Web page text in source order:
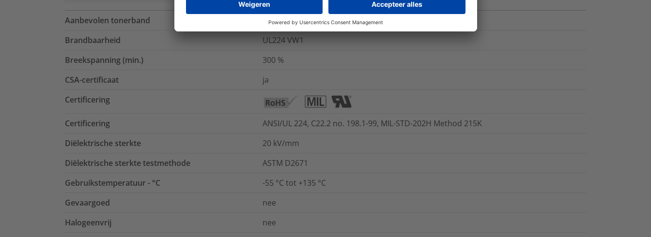
Aanbevolen tonerband
TTDTHOUT, TTRW, TT822OUT8
Brandbaarheid
UL224 VW1
Breekspanning (min.)
300 %
CSA-certificaat
ja
Certificering
Certificering
ANSI/UL 224, C22.2 no. 198.1-99, MIL-STD-202H Method 215K
Diëlektrische sterkte
20 kV/mm
Diëlektrische sterkte testmethode
ASTM D2671
Gebruikstemperatuur - °C
-55 °C tot +135 °C
Gevaargoed
nee
Halogeenvrij
nee